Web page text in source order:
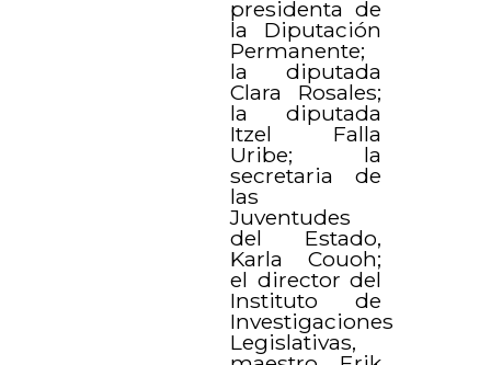
presidenta de
la Diputación
Permanente;
la diputada
Clara Rosales;
la diputada
Itzel Falla
Uribe; la
secretaria de
las
Juventudes
del Estado,
Karla Couoh;
el director del
Instituto de
Investigaciones
Legislativas,